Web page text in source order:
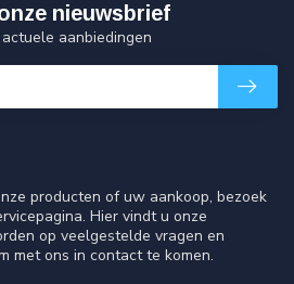
producten of uw aankoop, bezoek
Hier vindt u onze
op veelgestelde vragen en
met ons in contact te komen.
nieuwsbrief
aanbiedingen